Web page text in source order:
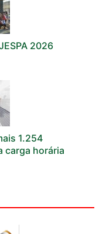
2026
1.254
carga horária